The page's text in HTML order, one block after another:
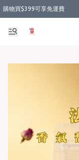
購物買$399可享免運費